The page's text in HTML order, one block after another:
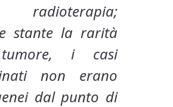
radioterapia;
stante la rarità
i casi
non erano
dal punto di